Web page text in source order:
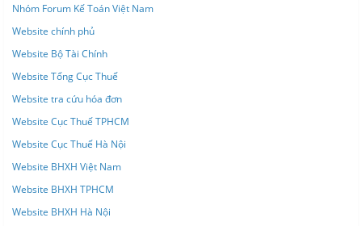
Nhóm Forum Kế Toán Việt Nam
Website chính phủ
Website Bộ Tài Chính
Website Tổng Cục Thuế
Website tra cứu hóa đơn
Website Cục Thuế TPHCM
Website Cục Thuế Hà Nội
Website BHXH Việt Nam
Website BHXH TPHCM
Website BHXH Hà Nội